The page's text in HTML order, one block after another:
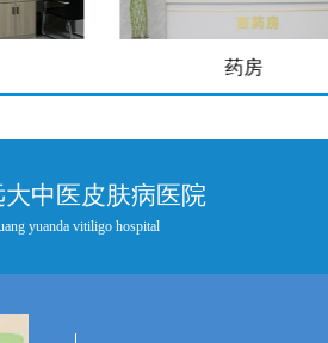
药房
中医皮肤病医院
yuanda vitiligo hospital